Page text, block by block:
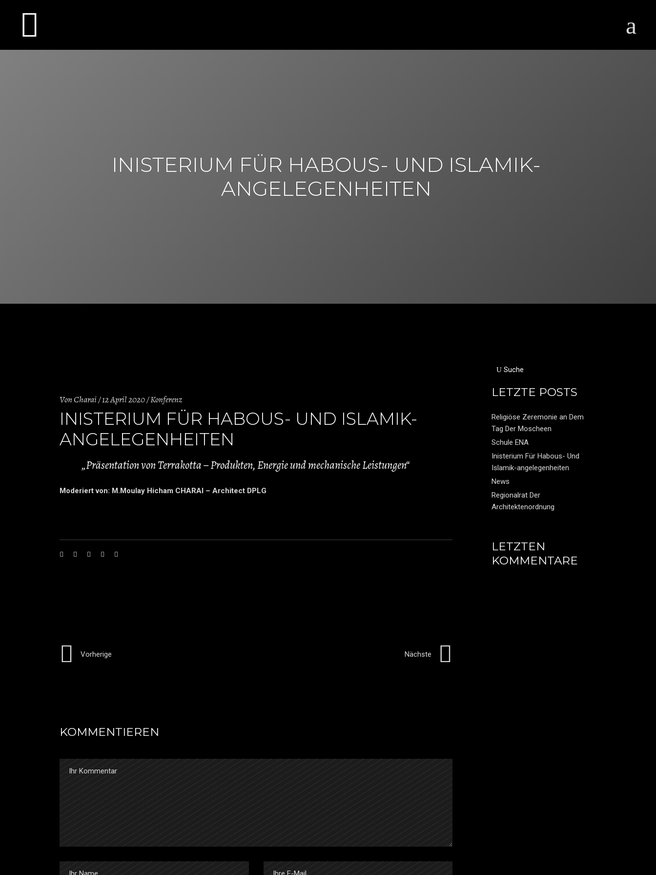
INISTERIUM FÜR HABOUS- UND ISLAMIK-
ANGELEGENHEITEN
VonCharai 12 April 2020 Konferenz
INISTERIUM FÜR HABOUS- UND ISLAMIK-
ANGELEGENHEITEN
„Präsentation von Terrakotta – Produkten, Energie und mechanische Leistungen“
Moderiert von: M.Moulay Hicham CHARAI – Architect DPLG
Vorherige Nächste
KOMMENTIEREN
Suche
LETZTE POSTS
Religiöse Zeremonie an Dem
Tag Der Moscheen
Schule ENA
Inisterium Für Habous- Und
Islamik-angelegenheiten
News
Regionalrat Der
Architektenordnung
LETZTEN
KOMMENTARE